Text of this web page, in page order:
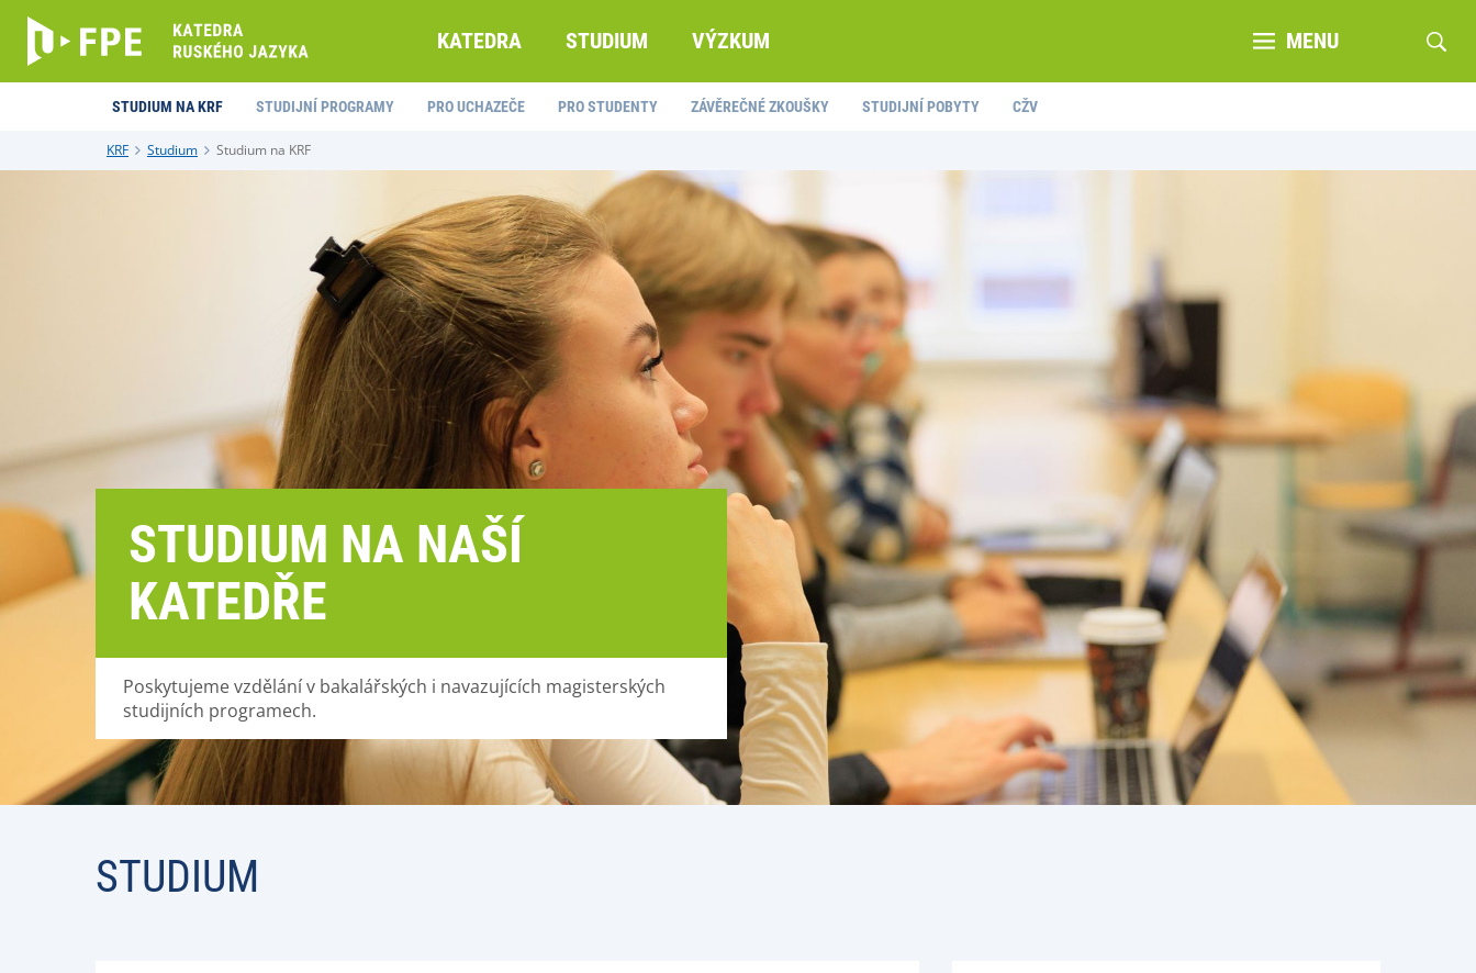
KATEDRA STUDIUM VÝZKUM MENU
STUDIUM NA KRF STUDIJNÍ PROGRAMY PRO UCHAZEČE PRO STUDENTY ZÁVĚREČNÉ ZKOUŠKY STUDIJNÍ POBYTY CŽV
KRF Studium Studium na KRF
STUDIUM NA NAŠÍ
KATEDŘE
Poskytujeme vzdělání v bakalářských i navazujících magisterských
studijních programech.
STUDIUM